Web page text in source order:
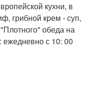
кухни, в
грибной крем - суп,
обеда на
с 10: 00